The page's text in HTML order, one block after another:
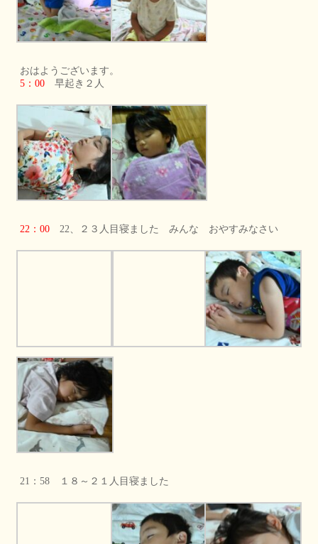
おはようございます。
5：00 早起き２人
22：00 22、２３人目寝ました みんな おやすみなさい
21：58 １８～２１人目寝ました